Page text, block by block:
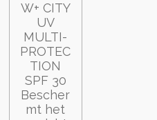
W+ CITY
UV
MULTI-
PROTEC
TION
SPF 30
Bescher
mt het